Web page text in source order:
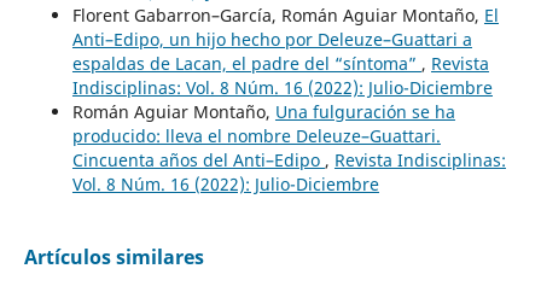
Florent Gabarron–García, Román Aguiar Montaño, El
Anti–Edipo, un hijo hecho por Deleuze–Guattari a
espaldas de Lacan, el padre del “síntoma” , Revista
Indisciplinas: Vol. 8 Núm. 16 (2022): Julio-Diciembre
Román Aguiar Montaño, Una fulguración se ha
producido: lleva el nombre Deleuze–Guattari.
Cincuenta años del Anti–Edipo , Revista Indisciplinas:
Vol. 8 Núm. 16 (2022): Julio-Diciembre
Artículos similares